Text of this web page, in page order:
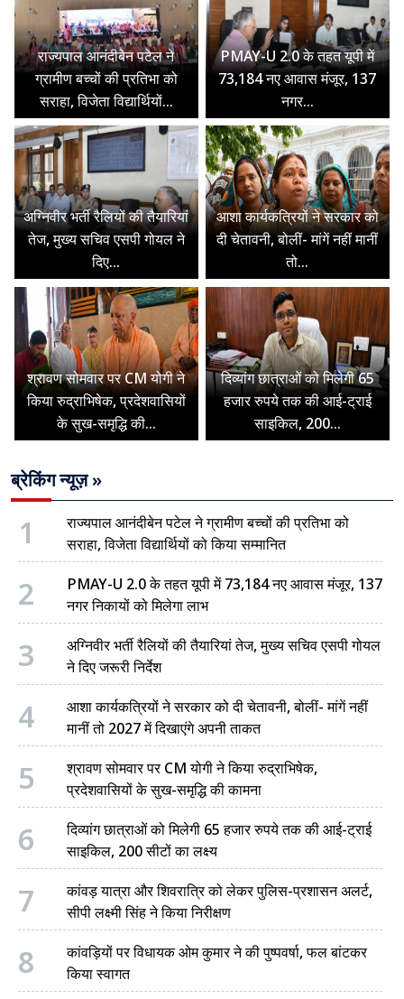
राज्यपाल आनंदीबेन पटेल ने
ग्रामीण बच्चों की प्रतिभा को
सराहा, विजेता विद्यार्थियों...
PMAY-U 2.0 के तहत यूपी में
73,184 नए आवास मंजूर, 137
नगर...
अग्निवीर भर्ती रैलियों की तैयारियां
तेज, मुख्य सचिव एसपी गोयल ने
दिए...
आशा कार्यकत्रियों ने सरकार को
दी चेतावनी, बोलीं- मांगें नहीं मानीं
तो...
श्रावण सोमवार पर CM योगी ने
किया रुद्राभिषेक, प्रदेशवासियों
के सुख-समृद्धि की...
दिव्यांग छात्राओं को मिलेगी 65
हजार रुपये तक की आई-ट्राई
साइकिल, 200...
ब्रेकिंग न्यूज़ »
1
राज्यपाल आनंदीबेन पटेल ने ग्रामीण बच्चों की प्रतिभा को
सराहा, विजेता विद्यार्थियों को किया सम्मानित
2
PMAY-U 2.0 के तहत यूपी में 73,184 नए आवास मंजूर, 137
नगर निकायों को मिलेगा लाभ
3
अग्निवीर भर्ती रैलियों की तैयारियां तेज, मुख्य सचिव एसपी गोयल
ने दिए जरूरी निर्देश
4
आशा कार्यकत्रियों ने सरकार को दी चेतावनी, बोलीं- मांगें नहीं
मानीं तो 2027 में दिखाएंगे अपनी ताकत
5
श्रावण सोमवार पर CM योगी ने किया रुद्राभिषेक,
प्रदेशवासियों के सुख-समृद्धि की कामना
6
दिव्यांग छात्राओं को मिलेगी 65 हजार रुपये तक की आई-ट्राई
साइकिल, 200 सीटों का लक्ष्य
7
कांवड़ यात्रा और शिवरात्रि को लेकर पुलिस-प्रशासन अलर्ट,
सीपी लक्ष्मी सिंह ने किया निरीक्षण
8
कांवड़ियों पर विधायक ओम कुमार ने की पुष्पवर्षा, फल बांटकर
किया स्वागत